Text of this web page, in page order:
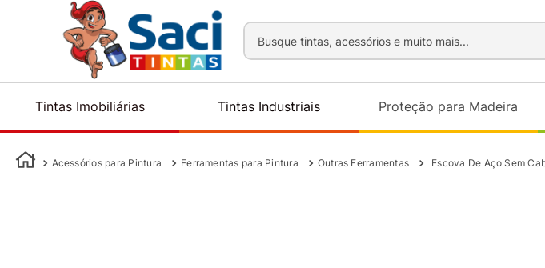
Busque tintas, acessórios e muito mais...
Tintas Imobiliárias Tintas Industriais Proteção para Madeira
Acessórios para Pintura Ferramentas para Pintura Outras Ferramentas Escova De Aço Sem